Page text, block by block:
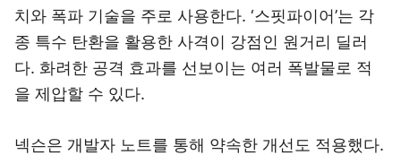
치와 폭파 기술을 주로 사용한다. ‘스핏파이어’는 각
종 특수 탄환을 활용한 사격이 강점인 원거리 딜러
다. 화려한 공격 효과를 선보이는 여러 폭발물로 적
을 제압할 수 있다.
넥슨은 개발자 노트를 통해 약속한 개선도 적용했다.